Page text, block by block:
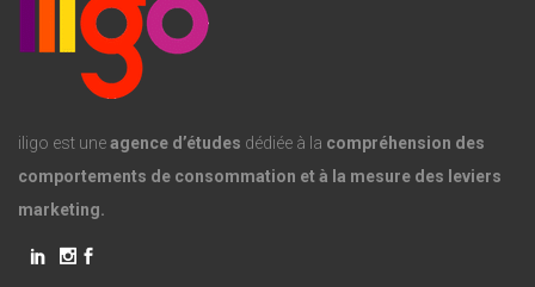
iligo est uneagence d’études dédiée à la compréhension des
comportements de consommation et à la mesure des leviers
marketing.